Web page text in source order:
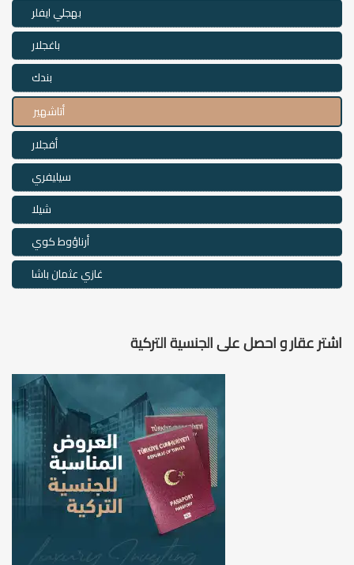
بهجلي ايفلر
باغجلار
بندك
أتاشهير
أفجلار
سيليفري
شيلا
أرناؤوط كوي
غازي عثمان باشا
اشتر عقار و احصل على الجنسية التركية